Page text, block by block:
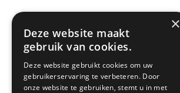
×
Deze website maakt
gebruik van cookies.
Deze website gebruikt cookies om uw
gebruikerservaring te verbeteren. Door
onze website te gebruiken, stemt u in met